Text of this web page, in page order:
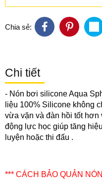
Chia sẻ:
Chi tiết
- Nón bơi silicone Aqua
liệu 100% Silicone không
vừa vặn và đàn hồi tốt hơn
động lực học giúp tăng
luyện hoặc thi đấu .
*** CÁCH BẢO QUẢN